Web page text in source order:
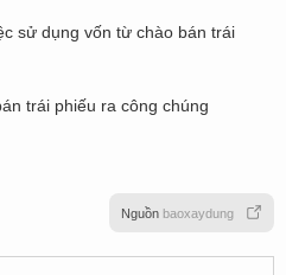
sử dụng vốn từ chào bán trái
trái phiếu ra công chúng
Nguồn baoxaydung